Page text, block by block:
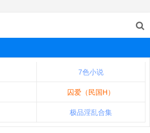
7色小说
囚爱（民国H）
极品淫乱合集